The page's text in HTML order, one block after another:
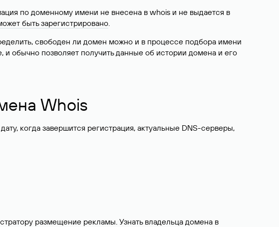
по доменному имени не внесена в whois и не выдается в
быть зарегистрировано.
свободен ли домен можно и в процессе подбора имени
обычно позволяет получить данные об истории домена и его
Whois
когда завершится регистрация, актуальные DNS-серверы,
размещение рекламы. Узнать владельца домена в